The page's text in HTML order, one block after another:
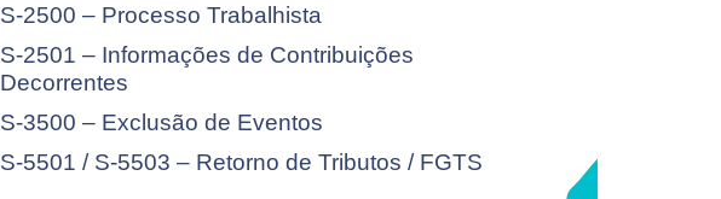
S-2500 – Processo Trabalhista
S-2501 – Informações de Contribuições
Decorrentes
S-3500 – Exclusão de Eventos
S-5501 / S-5503 – Retorno de Tributos / FGTS